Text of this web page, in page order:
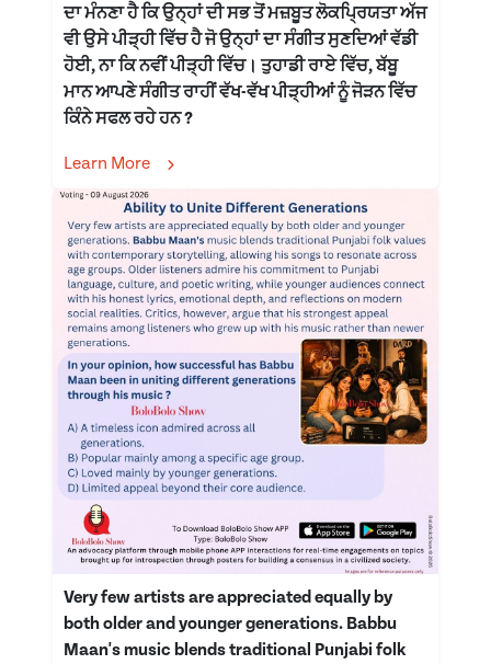
ਦਾ ਮੰਨਣਾ ਹੈ ਕਿ ਉਨ੍ਹਾਂ ਦੀ ਸਭ ਤੋਂ ਮਜ਼ਬੂਤ ਲੋਕਪ੍ਰਿਯਤਾ ਅੱਜ
ਵੀ ਉਸੇ ਪੀੜ੍ਹੀ ਵਿੱਚ ਹੈ ਜੋ ਉਨ੍ਹਾਂ ਦਾ ਸੰਗੀਤ ਸੁਣਦਿਆਂ ਵੱਡੀ
ਹੋਈ, ਨਾ ਕਿ ਨਵੀਂ ਪੀੜ੍ਹੀ ਵਿੱਚ। ਤੁਹਾਡੀ ਰਾਏ ਵਿੱਚ, ਬੱਬੂ
ਮਾਨ ਆਪਣੇ ਸੰਗੀਤ ਰਾਹੀਂ ਵੱਖ-ਵੱਖ ਪੀੜ੍ਹੀਆਂ ਨੂੰ ਜੋੜਨ ਵਿੱਚ
ਕਿੰਨੇ ਸਫਲ ਰਹੇ ਹਨ ?
Learn More
Very few artists are appreciated equally by
both older and younger generations. Babbu
Maan's music blends traditional Punjabi folk